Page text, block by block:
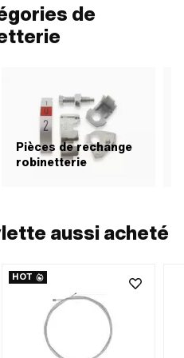
de
Pièces de rechange
robinetterie
aussi acheté
HOT